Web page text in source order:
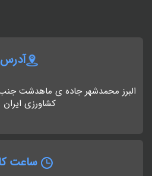
آدرس
البرز محمدشهر جاده ی ماهدشت
کشاورزی
ساعت